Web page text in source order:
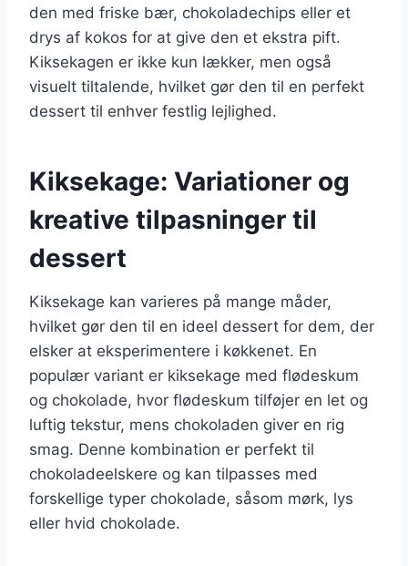
den med friske bær, chokoladechips eller et
drys af kokos for at give den et ekstra pift.
Kiksekagen er ikke kun lækker, men også
visuelt tiltalende, hvilket gør den til en perfekt
dessert til enhver festlig lejlighed.
Kiksekage: Variationer og
kreative tilpasninger til
dessert
Kiksekage kan varieres på mange måder,
hvilket gør den til en ideel dessert for dem, der
elsker at eksperimentere i køkkenet. En
populær variant er kiksekage med flødeskum
og chokolade, hvor flødeskum tilføjer en let og
luftig tekstur, mens chokoladen giver en rig
smag. Denne kombination er perfekt til
chokoladeelskere og kan tilpasses med
forskellige typer chokolade, såsom mørk, lys
eller hvid chokolade.